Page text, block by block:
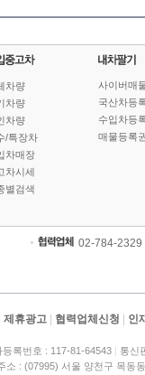
차량
차량
차량
/특장차
차매장
차시세
별검색
사이버매
국산차등
수입차등
매물등록
02-784-2329
제휴광고 협력업체신청 인
등록번호 : 117-81-64543 | 통신
소 : (07995) 서울 양천구 목동